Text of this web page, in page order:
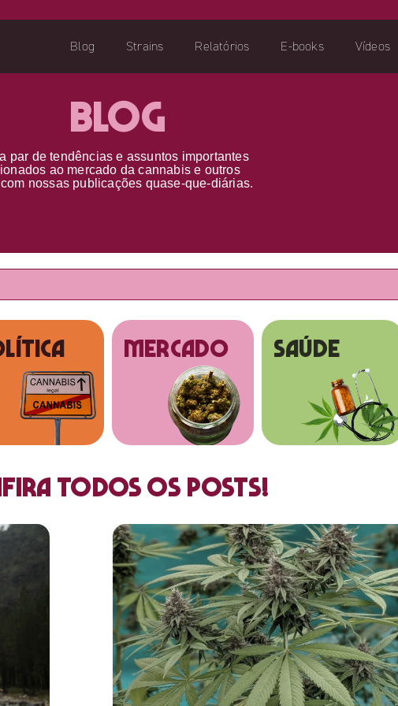
Blog Strains Relatórios E-books Vídeos
Blog
par detendências e assuntos importantes
ao mercado da cannabis e outros
com nossas publicações quase-que-diárias.
MERCADO SAÚDE
todos os posts!